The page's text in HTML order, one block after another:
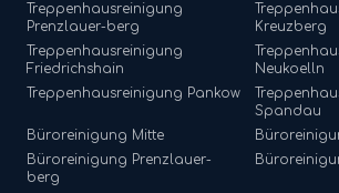
Treppenhausreinigung
Prenzlauer-berg
Kreuzberg
Treppenhausreinigung
Friedrichshain
Neukoelln
Treppenhausreinigung Pankow
Spandau
Büroreinigung Mitte
Büroreinigung Prenzlauer-
berg